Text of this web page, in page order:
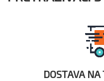
DOSTAVA NA